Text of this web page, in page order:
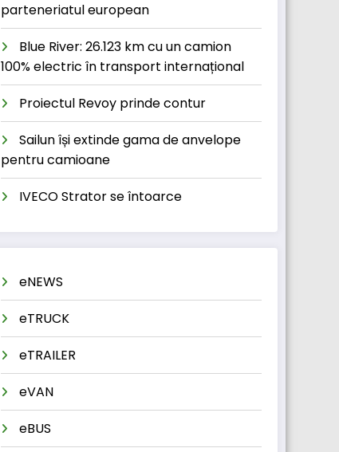
parteneriatul european
Blue River: 26.123 km cu un camion
100% electric în transport internațional
Proiectul Revoy prinde contur
Sailun își extinde gama de anvelope
pentru camioane
IVECO Strator se întoarce
eNEWS
eTRUCK
eTRAILER
eVAN
eBUS